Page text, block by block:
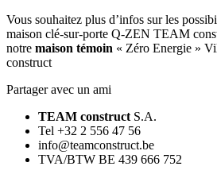
Vous souhaitez plus d’infos sur les
maison clé-sur-porte Q-ZEN TEAM
notre maison témoin « Zéro Energie »
construct
Partager avec un ami
TEAM construct S.A.
Tel +32 2 556 47 56
info@teamconstruct.be
TVA/BTW BE 439 666 752